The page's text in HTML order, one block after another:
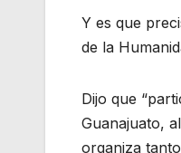
Y es que
de la
Dijo que
Guanajuato,
organiza